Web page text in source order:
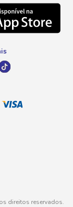
direitos reservados.